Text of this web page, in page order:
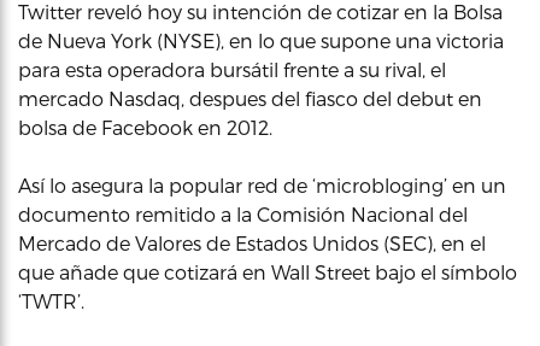
Twitter reveló hoy su intención de cotizar en la Bolsa
de Nueva York (NYSE), en lo que supone una victoria
para esta operadora bursátil frente a su rival, el
mercado Nasdaq, despues del fiasco del debut en
bolsa de Facebook en 2012.
Así lo asegura la popular red de ‘microbloging’ en un
documento remitido a la Comisión Nacional del
Mercado de Valores de Estados Unidos (SEC), en el
que añade que cotizará en Wall Street bajo el símbolo
‘TWTR’.